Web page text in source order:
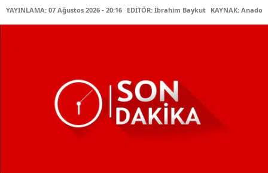
YAYINLAMA: 07 Ağustos 2026 - 20:16 EDİTÖR: İbrahim Baykut KAYNAK: